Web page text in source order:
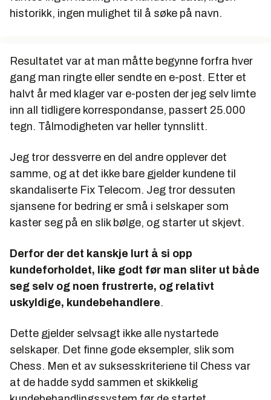
historikk, ingen mulighet til å søke på navn.
Resultatet var at man måtte begynne forfra hver
gang man ringte eller sendte en e-post. Etter et
halvt år med klager var e-posten der jeg selv limte
inn all tidligere korrespondanse, passert 25.000
tegn. Tålmodigheten var heller tynnslitt.
Jeg tror dessverre en del andre opplever det
samme, og at det ikke bare gjelder kundene til
skandaliserte Fix Telecom. Jeg tror dessuten
sjansene for bedring er små i selskaper som
kaster seg på en slik bølge, og starter ut skjevt.
Derfor der det kanskje lurt å si opp
kundeforholdet, like godt før man sliter ut både
seg selv og noen frustrerte, og relativt
uskyldige, kundebehandlere.
Dette gjelder selvsagt ikke alle nystartede
selskaper. Det finne gode eksempler, slik som
Chess. Men et av suksesskriteriene til Chess var
at de hadde sydd sammen et skikkelig